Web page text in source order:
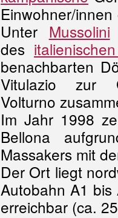
Einwohner/
Unter Mussolini
des
benachbarten
Vitulazio zur
Volturno
Im Jahr 1998
Bellona
Massakers mit
Der Ort liegt
Autobahn A1
erreichbar (ca.